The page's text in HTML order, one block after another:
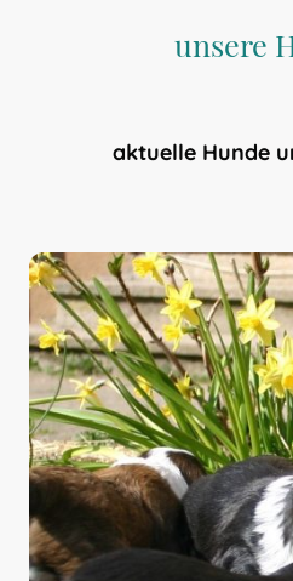
unsere
aktuelle Hunde